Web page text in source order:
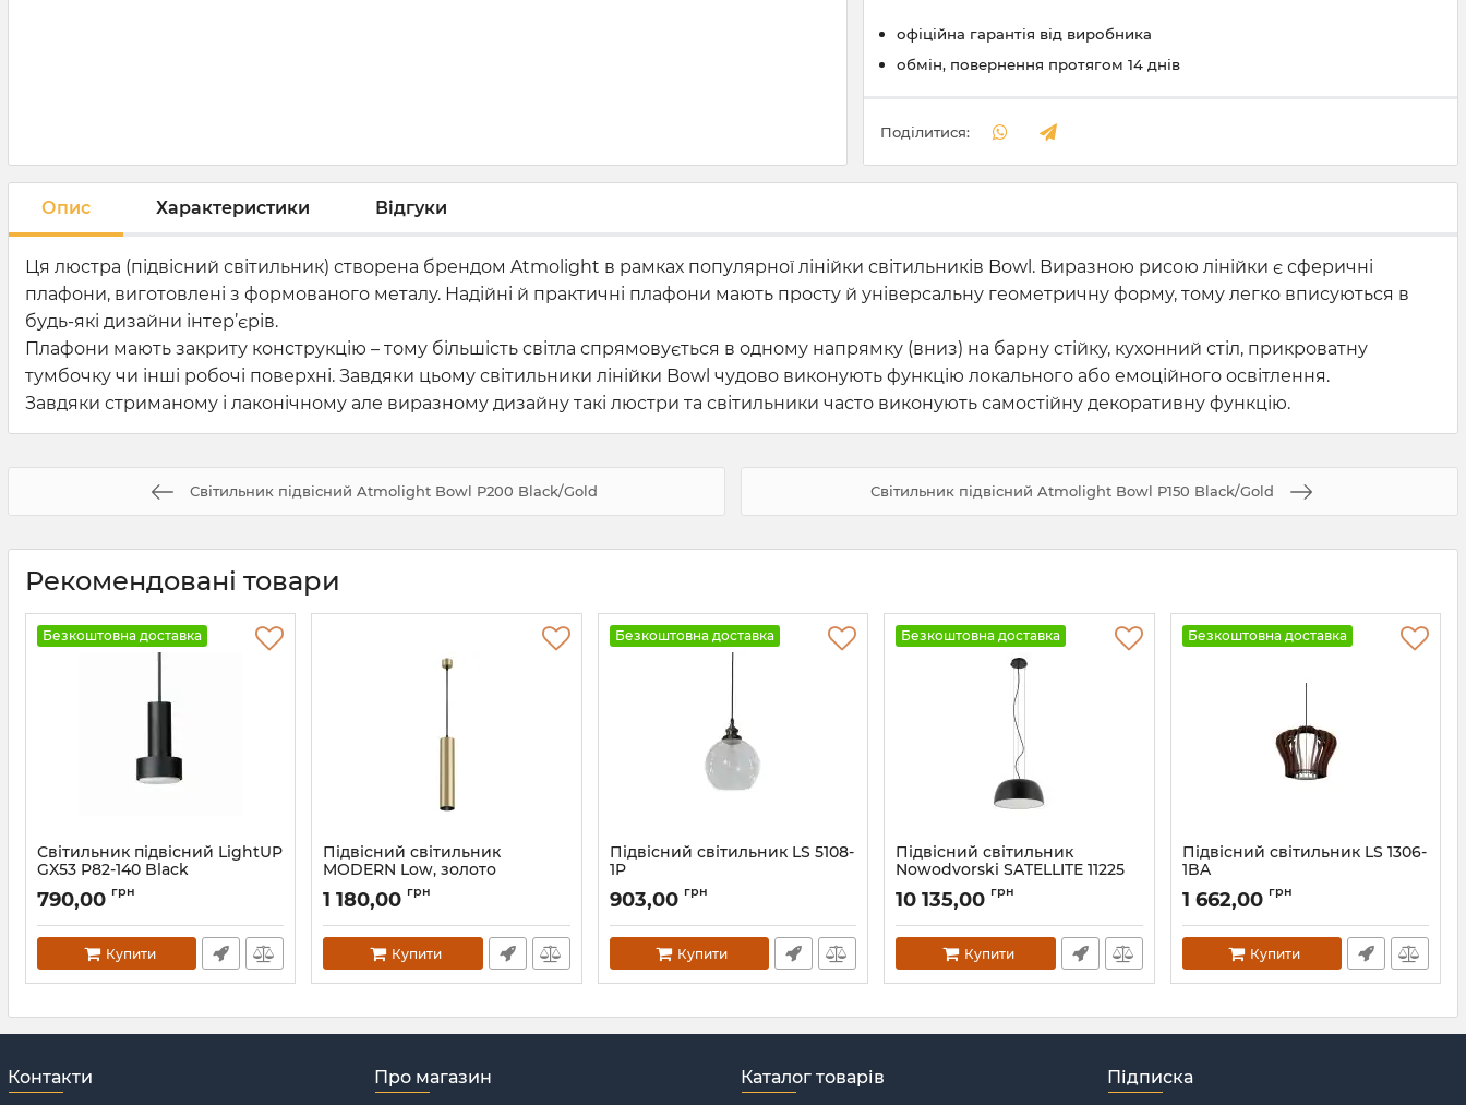
офіційна гарантія від виробника
обмін, повернення протягом 14 днів
Поділитися:
Опис Характеристики Відгуки
Ця люстра (підвісний світильник) створена брендом Atmolight в рамках популярної лінійки світильників Bowl. Виразною рисою лінійки є сферичні
плафони, виготовлені з формованого металу. Надійні й практичні плафони мають просту й універсальну геометричну форму, тому легко вписуються в
будь-які дизайни інтер’єрів.
Плафони мають закриту конструкцію – тому більшість світла спрямовується в одному напрямку (вниз) на барну стійку, кухонний стіл, прикроватну
тумбочку чи інші робочі поверхні. Завдяки цьому світильники лінійки Bowl чудово виконують функцію локального або емоційного освітлення.
Завдяки стриманому і лаконічному але виразному дизайну такі люстри та світильники часто виконують самостійну декоративну функцію.
Світильник підвісний Atmolight Bowl P200 Black/Gold Світильник підвісний Atmolight Bowl P150 Black/Gold
Рекомендовані товари
Безкоштовна доставка
Світильник підвісний LightUP
GX53 P82-140 Black
Артикул:7052311
790,00 грн
Купити
Підвісний світильник
MODERN Low, золото
Артикул:IH-000122
1 180,00 грн
Купити
Безкоштовна доставка
Підвісний світильник LS 5108-
1P
Артикул:25784
903,00 грн
Купити
Безкоштовна доставка
Підвісний світильник
Nowodvorski SATELLITE 11225
Артикул: 11225
10 135,00 грн
Купити
Безкоштовна доставка
Підвісний світильник LS 1306-
1BA
Артикул:25838
1 662,00 грн
Купити
Контакти Про магазин Каталог товарів Підписка